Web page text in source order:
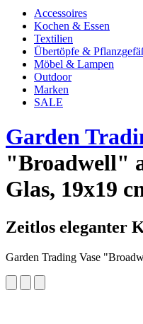
Accessoires
Kochen & Essen
Textilien
Übertöpfe &
Möbel & Lampen
Outdoor
Marken
SALE
Garden
"Broadwell"
Glas, 19x19
Zeitlos eleganter
Garden Trading Vase